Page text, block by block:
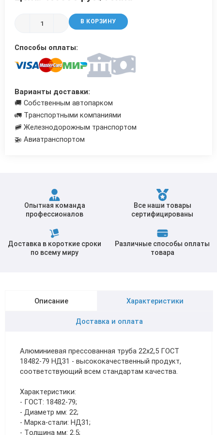
В КОРЗИНУ
Способы оплаты:
Варианты доставки:
🚚 Собственным автопарком
🚛 Транспортными компаниями
🚞 Железнодорожным транспортом
🚁 Авиатранспортом
Опытная команда
профессионалов
Все наши товары
сертифицированы
Доставка в короткие сроки
по всему миру
Различные способы оплаты
товара
Описание Характеристики
Доставка и оплата
Алюминиевая прессованная труба 22х2,5 ГОСТ
18482-79 НД31 - высококачественный продукт,
соответствующий всем стандартам качества.
Характеристики:
- ГОСТ: 18482-79;
- Диаметр мм: 22;
- Марка-стали: НД31;
- Толщина мм: 2.5;
Трубы в ВУС изоляции